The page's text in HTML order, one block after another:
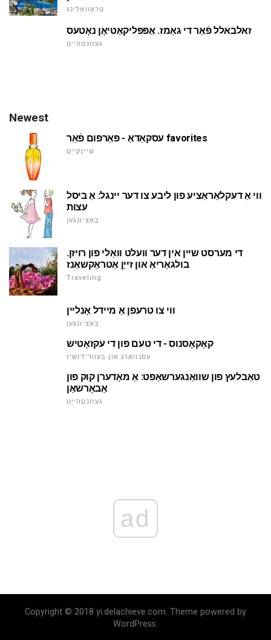
טראַוואַלינג
זאלבאלל פֿאַר די גאַמז. אַפּפּליקאַטיאָן נאָטעס
געזונטהייַט
Newest
עסקאַדאַ - פּאַרפום פֿאַר favorites
שיינקייַט
ווי אַ דעקלאַראַציע פון ליבע צו דער יינגל: אַ ביסל
עצות
באַציונגען
די מערסט שיין אין דער וועלט וואַלי פון רויזן.
בולגאַריאַ און זייַן אַטראַקשאַנז
Traveling
ווי צו טרעפן אַ מיידל אָנליין
באַציונגען
קאָקאָסנוס - די טעם פון די עקזאָטיש
עסנוואַרג און בעוורידזשיז
טאַבלעץ פון שוואַנגערשאַפט: אַ מאָדערן קוק פון
אַבאָרשאַן
געזונטהייַט
ad
Copyright © 2018 yi.delachieve.com. Theme powered by
WordPress.